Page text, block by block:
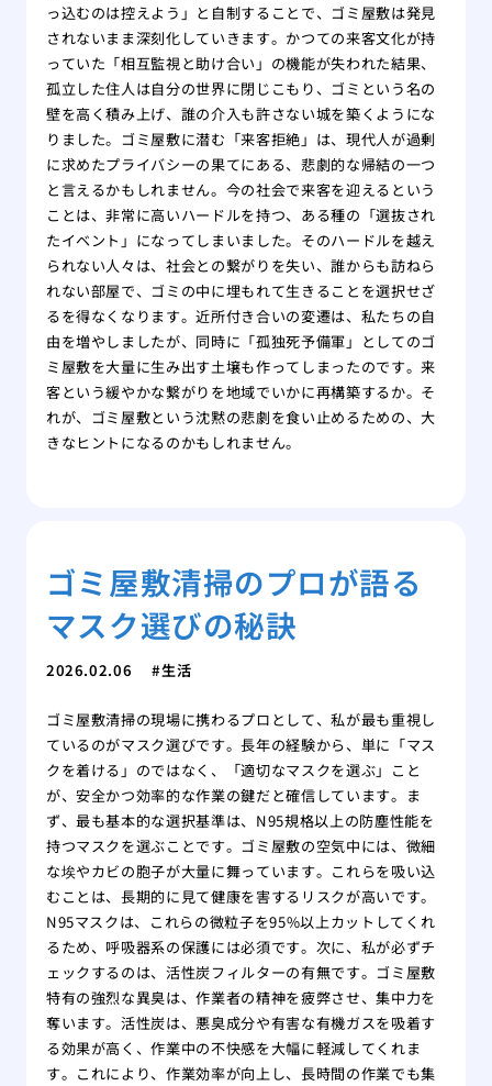
っ込むのは控えよう」と自制することで、ゴミ屋敷は発見
されないまま深刻化していきます。かつての来客文化が持
っていた「相互監視と助け合い」の機能が失われた結果、
孤立した住人は自分の世界に閉じこもり、ゴミという名の
壁を高く積み上げ、誰の介入も許さない城を築くようにな
りました。ゴミ屋敷に潜む「来客拒絶」は、現代人が過剰
に求めたプライバシーの果てにある、悲劇的な帰結の一つ
と言えるかもしれません。今の社会で来客を迎えるという
ことは、非常に高いハードルを持つ、ある種の「選抜され
たイベント」になってしまいました。そのハードルを越え
られない人々は、社会との繋がりを失い、誰からも訪ねら
れない部屋で、ゴミの中に埋もれて生きることを選択せざ
るを得なくなります。近所付き合いの変遷は、私たちの自
由を増やしましたが、同時に「孤独死予備軍」としてのゴ
ミ屋敷を大量に生み出す土壌も作ってしまったのです。来
客という緩やかな繋がりを地域でいかに再構築するか。そ
れが、ゴミ屋敷という沈黙の悲劇を食い止めるための、大
きなヒントになるのかもしれません。
ゴミ屋敷清掃のプロが語る
マスク選びの秘訣
2026.02.06 生活
ゴミ屋敷清掃の現場に携わるプロとして、私が最も重視し
ているのがマスク選びです。長年の経験から、単に「マス
クを着ける」のではなく、「適切なマスクを選ぶ」こと
が、安全かつ効率的な作業の鍵だと確信しています。ま
ず、最も基本的な選択基準は、N95規格以上の防塵性能を
持つマスクを選ぶことです。ゴミ屋敷の空気中には、微細
な埃やカビの胞子が大量に舞っています。これらを吸い込
むことは、長期的に見て健康を害するリスクが高いです。
N95マスクは、これらの微粒子を95%以上カットしてくれ
るため、呼吸器系の保護には必須です。次に、私が必ずチ
ェックするのは、活性炭フィルターの有無です。ゴミ屋敷
特有の強烈な異臭は、作業者の精神を疲弊させ、集中力を
奪います。活性炭は、悪臭成分や有害な有機ガスを吸着す
る効果が高く、作業中の不快感を大幅に軽減してくれま
す。これにより、作業効率が向上し、長時間の作業でも集